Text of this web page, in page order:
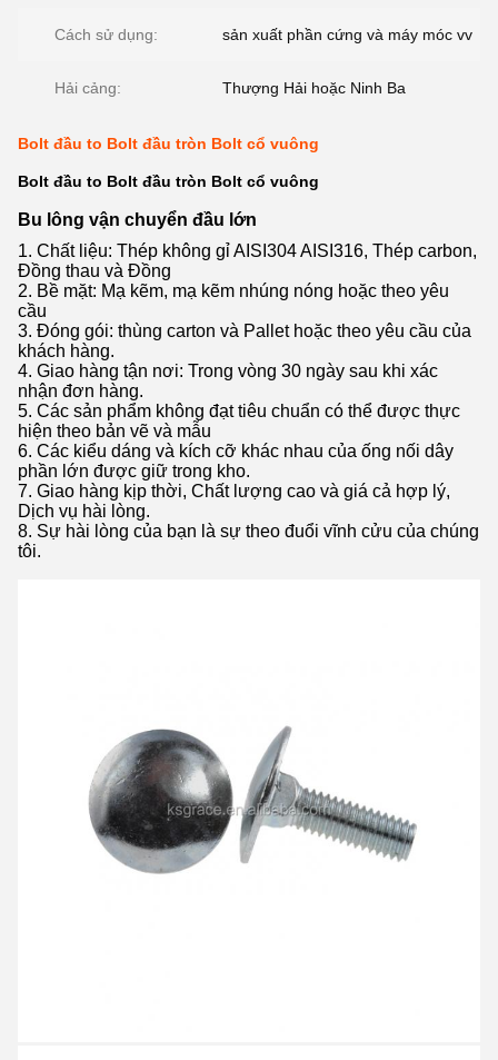
Cách sử dụng: sản xuất phần cứng và máy móc vv
Hải cảng: Thượng Hải hoặc Ninh Ba
Bolt đầu to Bolt đầu tròn Bolt cổ vuông
Bolt đầu to Bolt đầu tròn Bolt cổ vuông
Bu lông vận chuyển đầu lớn
1. Chất liệu: Thép không gỉ AISI304 AISI316, Thép carbon,
Đồng thau và Đồng
2. Bề mặt: Mạ kẽm, mạ kẽm nhúng nóng hoặc theo yêu
cầu
3. Đóng gói: thùng carton và Pallet hoặc theo yêu cầu của
khách hàng.
4. Giao hàng tận nơi: Trong vòng 30 ngày sau khi xác
nhận đơn hàng.
5. Các sản phẩm không đạt tiêu chuẩn có thể được thực
hiện theo bản vẽ và mẫu
6. Các kiểu dáng và kích cỡ khác nhau của ống nối dây
phần lớn được giữ trong kho.
7. Giao hàng kịp thời, Chất lượng cao và giá cả hợp lý,
Dịch vụ hài lòng.
8. Sự hài lòng của bạn là sự theo đuổi vĩnh cửu của chúng
tôi.